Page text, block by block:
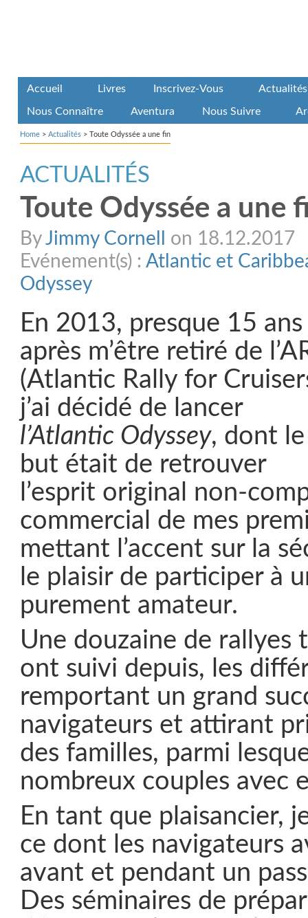
Accueil Livres Inscrivez-Vous Actualités
Nous Connaître Aventura Nous Suivre
Home > Actualités > Toute Odyssée a une fin
ACTUALITÉS
Toute Odyssée a une
ByJimmy Cornell
on 18.12.2017
Evénement(s) : Atlantic et
Odyssey
En 2013, presque 15 ans
après m’être retiré de
(Atlantic Rally for
j’ai décidé de lancer
l’Atlantic Odyssey, dont le
but était de retrouver
l’esprit original non-
commercial de mes
mettant l’accent sur la
le plaisir de participer à
purement amateur.
Une douzaine de rallyes
ont suivi depuis, les
remportant un grand
navigateurs et attirant
des familles, parmi
nombreux couples avec
En tant que plaisancier,
ce dont les navigateurs
avant et pendant un
Des séminaires de